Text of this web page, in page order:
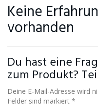
Keine
vorhanden
Du hast eine
zum Produkt?
Deine E-Mail-Adresse wird
Felder sind markiert *